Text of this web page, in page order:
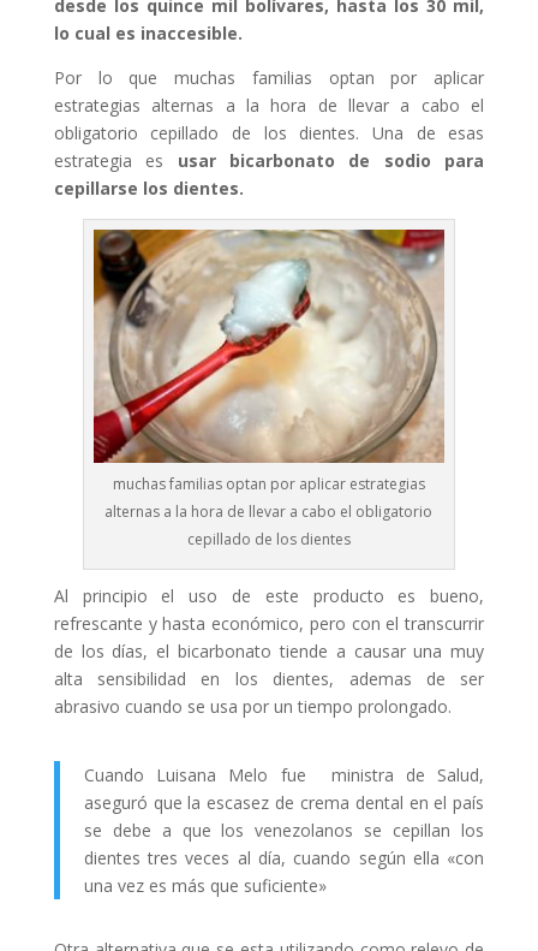
desde los quince mil bolívares, hasta los 30 mil,
lo cual es inaccesible.
Por lo que muchas familias optan por aplicar
estrategias alternas a la hora de llevar a cabo el
obligatorio cepillado de los dientes. Una de esas
estrategia es usar bicarbonato de sodio para
cepillarse los dientes.
muchas familias optan por aplicar estrategias
alternas a la hora de llevar a cabo el obligatorio
cepillado de los dientes
Al principio el uso de este producto es bueno,
refrescante y hasta económico, pero con el transcurrir
de los días, el bicarbonato tiende a causar una muy
alta sensibilidad en los dientes, ademas de ser
abrasivo cuando se usa por un tiempo prolongado.
Cuando Luisana Melo fue ministra de Salud,
aseguró que la escasez de crema dental en el país
se debe a que los venezolanos se cepillan los
dientes tres veces al día, cuando según ella «con
una vez es más que suficiente»